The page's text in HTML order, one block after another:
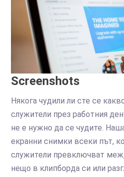
Screenshots
Някога чудили ли сте се
служители през работния
не е нужно да се чудите.
екранни снимки всеки път,
служители превключват
нещо в клипборда си или